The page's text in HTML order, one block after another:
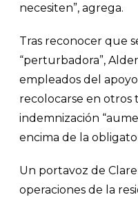
necesiten”, agrega.
Tras reconocer que
“perturbadora”,
empleados del
recolocarse en otros
indemnización
encima de la
Un portavoz de
operaciones de la